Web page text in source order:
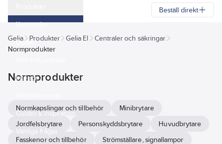
Kampanjer
Outlet
Interiör
Guider & inspiration
Vanliga frågor
Beställ direkt
Gelia Produkter Gelia El
Centraler och säkringar
Normprodukter
Normprodukter
Normkapslingar och tillbehör
Minibrytare
Jordfelsbrytare
Personskyddsbrytare
Huvudbrytare
Fasskenor och tillbehör
Strömställare, signallampor